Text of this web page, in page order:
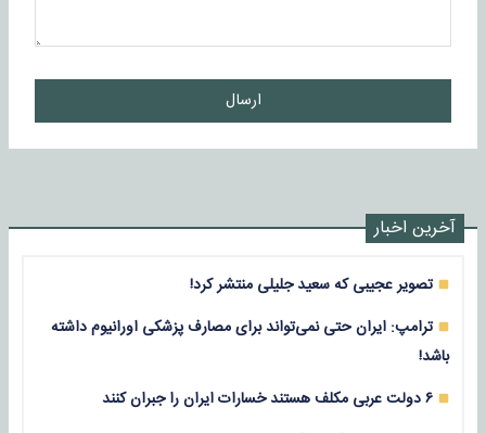
ارسال
آخرین اخبار
تصویر عجیبی که سعید جلیلی منتشر کرد!
ترامپ: ایران حتی نمی‌تواند برای مصارف پزشکی اورانیوم داشته
باشد!
۶ دولت عربی مکلف هستند خسارات ایران را جبران کنند